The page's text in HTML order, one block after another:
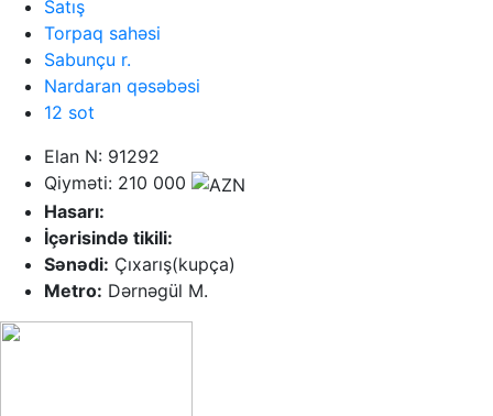
Satış
Torpaq sahəsi
Sabunçu r.
Nardaran qəsəbəsi
12 sot
Elan N: 91292
Qiyməti: 210 000
Hasarı:
İçərisində tikili:
Sənədi: Çıxarış(kupça)
Metro: Dərnəgül M.